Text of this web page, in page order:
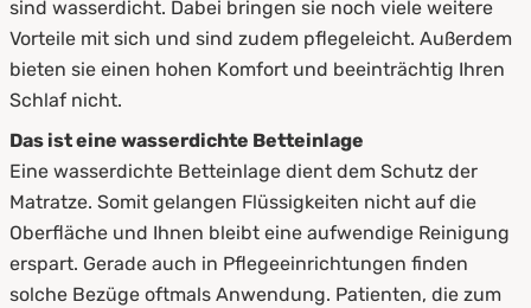
8. Zusammenfassung
sind wasserdicht. Dabei bringen sie noch viele weitere
Vorteile mit sich und sind zudem pflegeleicht. Außerdem
bieten sie einen hohen Komfort und beeinträchtig Ihren
Schlaf nicht.
Das ist eine wasserdichte Betteinlage
Eine wasserdichte Betteinlage dient dem Schutz der
Matratze. Somit gelangen Flüssigkeiten nicht auf die
Oberfläche und Ihnen bleibt eine aufwendige Reinigung
erspart. Gerade auch in Pflegeeinrichtungen finden
solche Bezüge oftmals Anwendung. Patienten, die zum